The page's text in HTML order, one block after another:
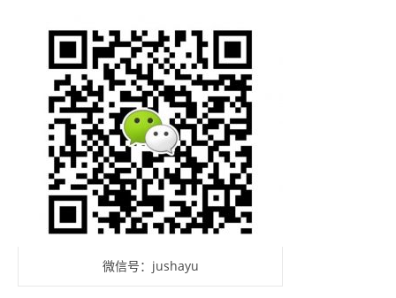
微信号：jushayu